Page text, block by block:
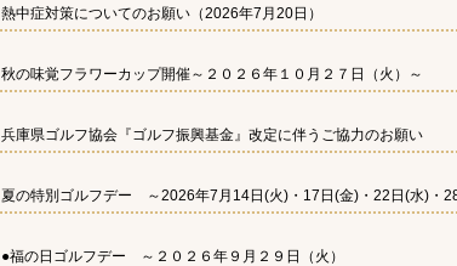
熱中症対策についてのお願い（2026年7月20日）
秋の味覚フラワーカップ開催～２０２６年１０月２７日（火）～
兵庫県ゴルフ協会『ゴルフ振興基金』改定に伴うご協力のお願い
夏の特別ゴルフデー ～2026年7月14日(火)・17日(金)・22日(水)・
●福の日ゴルフデー ～２０２６年９月２９日（火）